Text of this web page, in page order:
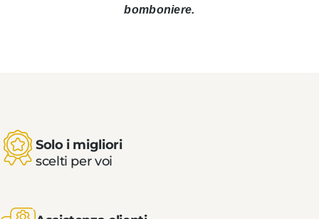
bomboniere.
Solo i migliori
scelti per voi